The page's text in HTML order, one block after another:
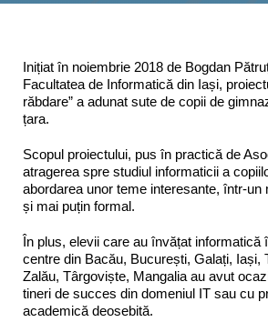
Inițiat în noiembrie 2018 de Bogdan
Facultatea de Informatică din Iași,
răbdare” a adunat sute de copii de
țara.
Scopul proiectului, pus în practică de
atragerea spre studiul informaticii a
abordarea unor teme interesante, într-un
și mai puțin formal.
În plus, elevii care au învățat informatică
centre din Bacău, București, Galați, Iași,
Zalău, Târgoviște, Mangalia au avut
tineri de succes din domeniul IT sau cu
academică deosebită.